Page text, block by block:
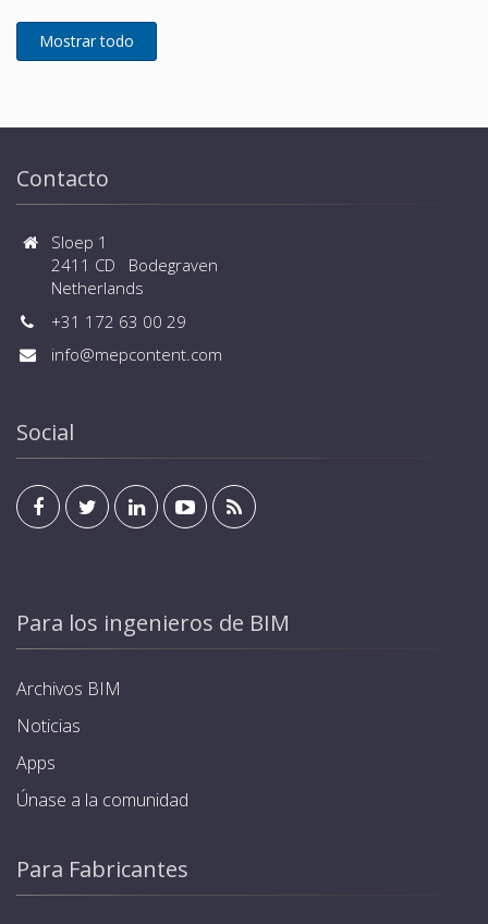
Contacto
Sloep 1
2411 CD Bodegraven
Netherlands
+31 172 63 00 29
info@mepcontent.com
Social
Para los ingenieros de BIM
Archivos BIM
Noticias
Apps
Únase a la comunidad
Para Fabricantes